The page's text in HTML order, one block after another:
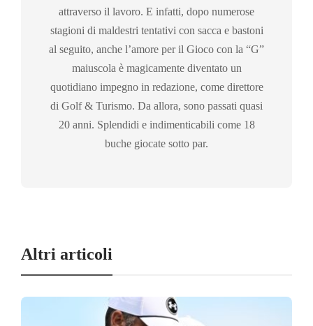
attraverso il lavoro. E infatti, dopo numerose
stagioni di maldestri tentativi con sacca e bastoni
al seguito, anche l’amore per il Gioco con la “G”
maiuscola è magicamente diventato un
quotidiano impegno in redazione, come direttore
di Golf & Turismo. Da allora, sono passati quasi
20 anni. Splendidi e indimenticabili come 18
buche giocate sotto par.
Altri articoli